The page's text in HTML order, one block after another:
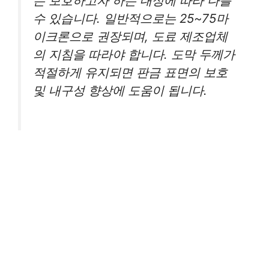
수 있습니다. 일반적으로는 25~75마
이크론으로 권장되며, 도료 제조업체
의 지침을 따라야 합니다. 도막 두께가
적절하게 유지되면 판금 표면의 보호
및 내구성 향상에 도움이 됩니다.